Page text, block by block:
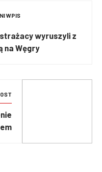
WPIS
wyruszyli z
na Węgry